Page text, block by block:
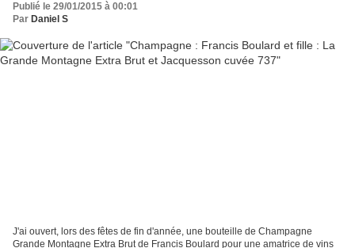
Publié le 29/01/2015 à 00:01
Par Daniel S
J'ai ouvert, lors des fêtes de fin d'année, une bouteille de Champagne
Grande Montagne Extra Brut de Francis Boulard pour une amatrice de vins